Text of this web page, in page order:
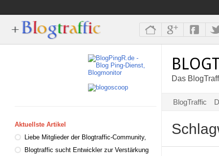
Aktuellste Artikel
Liebe Mitglieder der Blogtraffic-Community,
Blogtraffic sucht Entwickler zur Verstärkung
Das
BlogTraffic